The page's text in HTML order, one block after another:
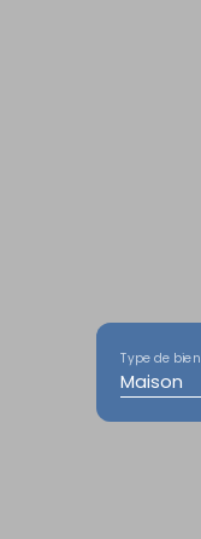
Maison
Type de bien